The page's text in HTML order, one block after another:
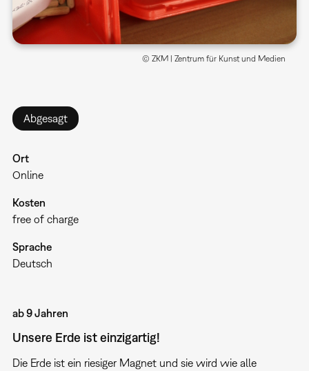
© ZKM | Zentrum für Kunst und Medien
Abgesagt
Ort
Online
Kosten
free of charge
Sprache
Deutsch
ab 9 Jahren
Unsere Erde ist einzigartig!
Die Erde ist ein riesiger Magnet und sie wird wie alle